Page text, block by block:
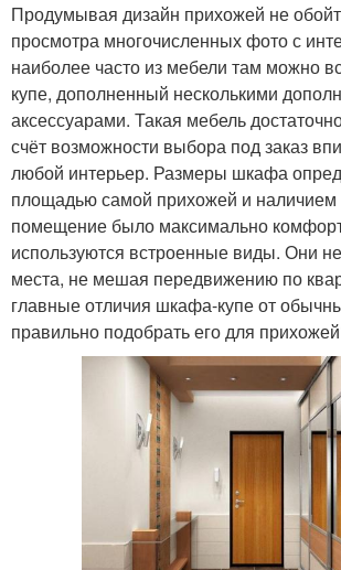
Продумывая дизайн прихожей не
просмотра многочисленных фото с
наиболее часто из мебели там можно
купе, дополненный несколькими
аксессуарами. Такая мебель
счёт возможности выбора под заказ
любой интерьер. Размеры шкафа
площадью самой прихожей и
помещение было максимально
используются встроенные виды. Они
места, не мешая передвижению по
главные отличия шкафа-купе от
правильно подобрать его для